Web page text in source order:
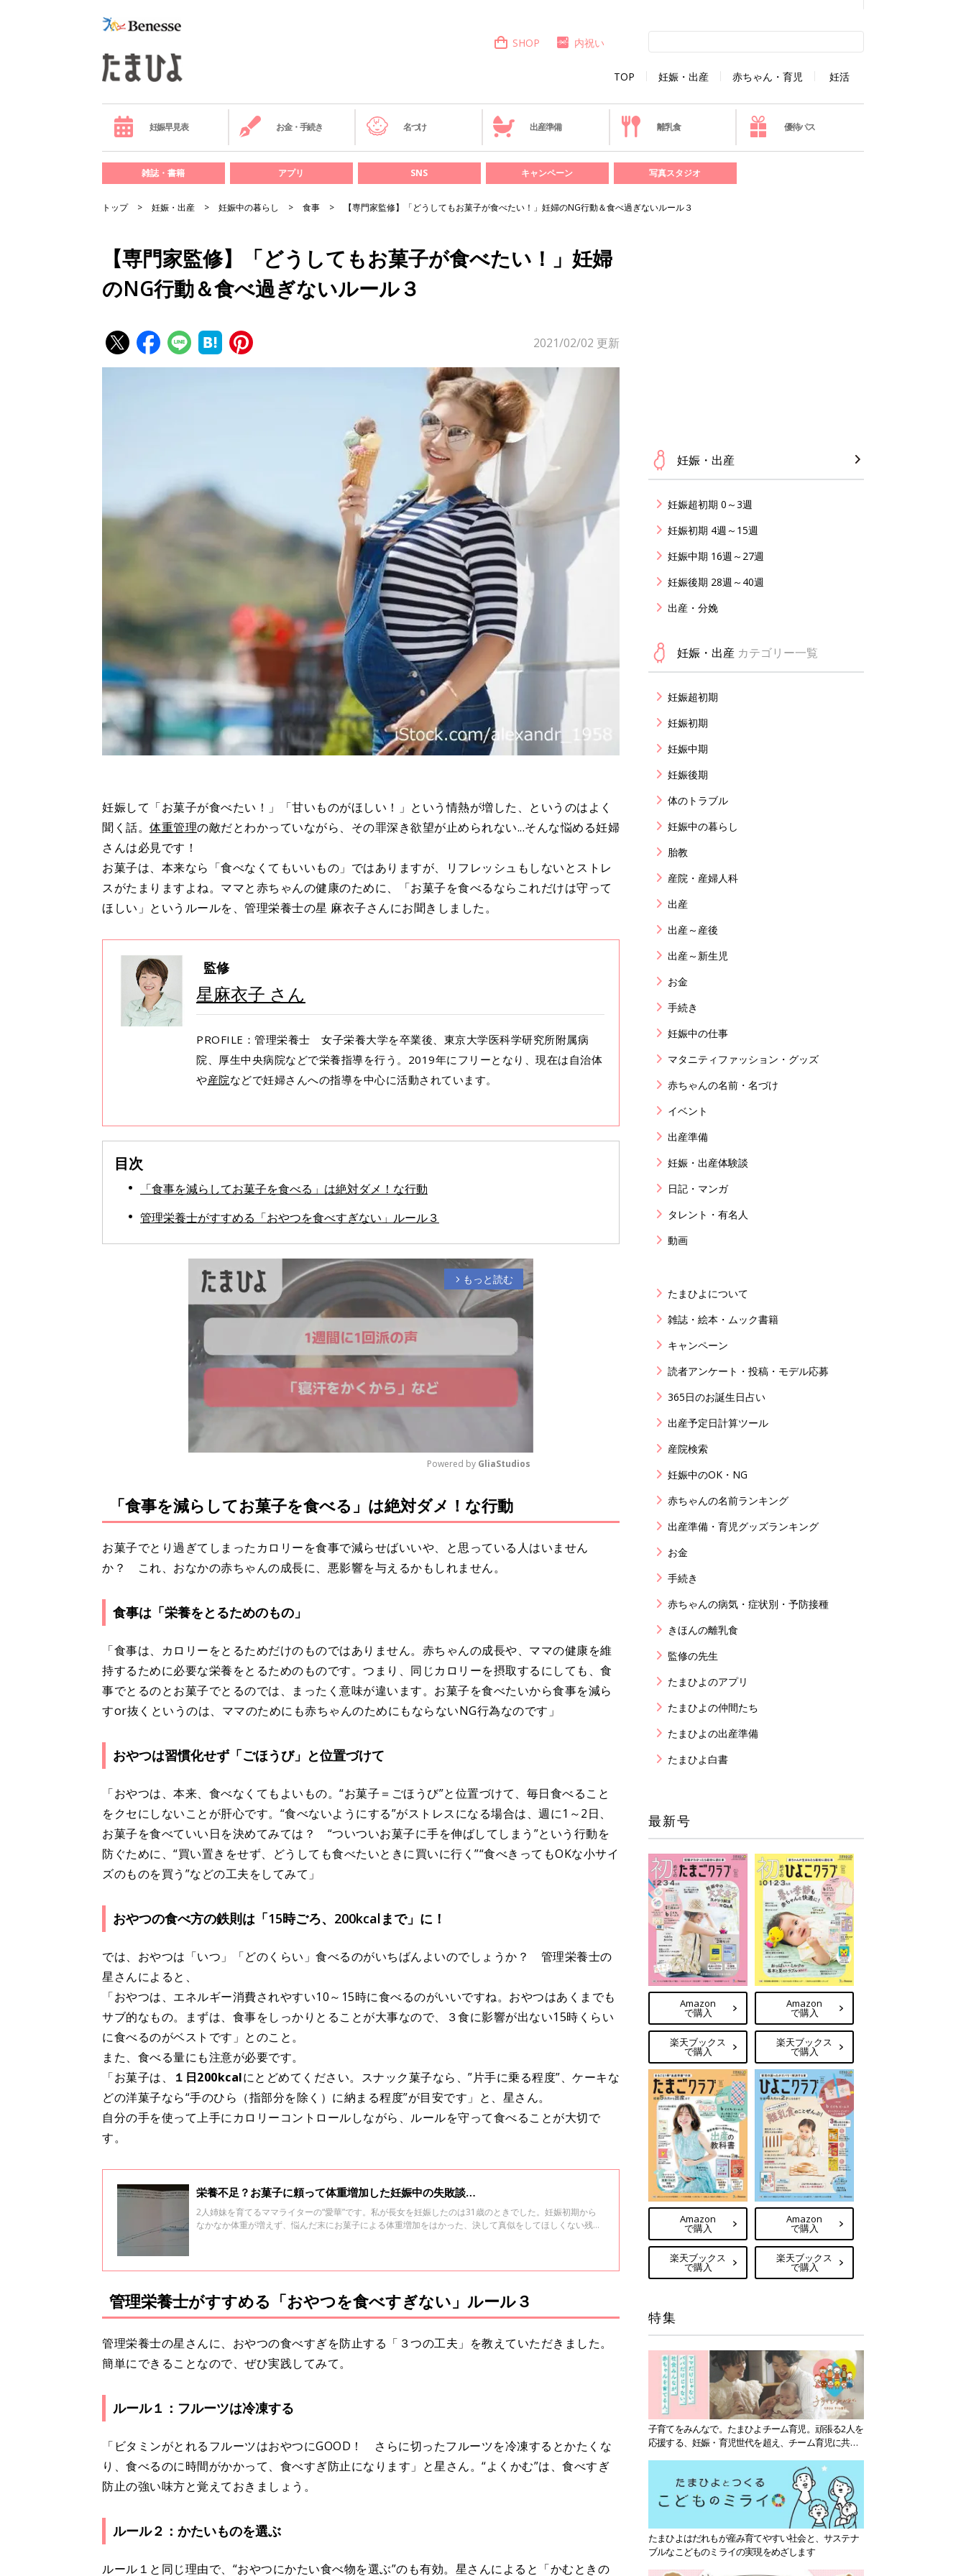
TOP 妊娠・出産 赤ちゃん・育児 妊活
SHOP 内祝い
妊娠早見表 お金・手続き 名づけ 出産準備 離乳食 優待パス
雑誌・書籍 アプリ SNS キャンペーン 写真スタジオ
トップ 妊娠・出産 妊娠中の暮らし 食事 【専門家監修】「どうしてもお菓子が食べたい！」妊婦のNG行動＆食べ過ぎないルール３
【専門家監修】「どうしてもお菓子が食べたい！」妊婦
のNG行動＆食べ過ぎないルール３
2021/02/02 更新
妊娠して「お菓子が食べたい！」「甘いものがほしい！」という情熱が増した、というのはよく
聞く話。 体重管理の敵だとわかっていながら、その罪深き欲望が止められない...そんな悩める妊婦
さんは必見です！
お菓子は、本来なら「食べなくてもいいもの」ではありますが、リフレッシュもしないとストレ
スがたまりますよね。ママと赤ちゃんの健康のために、「お菓子を食べるならこれだけは守って
ほしい」というルールを、管理栄養士の星 麻衣子さんにお聞きしました。
監修
星麻衣子 さん
PROFILE：管理栄養士 女子栄養大学を卒業後、東京大学医科学研究所附属病
院、厚生中央病院などで栄養指導を行う。2019年にフリーとなり、現在は自治体
や産院などで妊婦さんへの指導を中心に活動されています。
目次
「食事を減らしてお菓子を食べる」は絶対ダメ！な行動
管理栄養士がすすめる「おやつを食べすぎない」ルール３
arrow_forward_ios もっと読む
M
u
t
e
Powered by GliaStudios
「食事を減らしてお菓子を食べる」は絶対ダメ！な行動
お菓子でとり過ぎてしまったカロリーを食事で減らせばいいや、と思っている人はいません
か？ これ、おなかの赤ちゃんの成長に、悪影響を与えるかもしれません。
食事は「栄養をとるためのもの」
「食事は、カロリーをとるためだけのものではありません。赤ちゃんの成長や、ママの健康を維
持するために必要な栄養をとるためのものです。つまり、同じカロリーを摂取するにしても、食
事でとるのとお菓子でとるのでは、まったく意味が違います。お菓子を食べたいから食事を減ら
すor抜くというのは、ママのためにも赤ちゃんのためにもならないNG行為なのです」
おやつは習慣化せず「ごほうび」と位置づけて
「おやつは、本来、食べなくてもよいもの。“お菓子＝ごほうび”と位置づけて、毎日食べること
をクセにしないことが肝心です。“食べないようにする”がストレスになる場合は、週に1～2日、
お菓子を食べていい日を決めてみては？ “ついついお菓子に手を伸ばしてしまう”という行動を
防ぐために、“買い置きをせず、どうしても食べたいときに買いに行く”“食べきってもOKな小サイ
ズのものを買う”などの工夫をしてみて」
おやつの食べ方の鉄則は「15時ごろ、200kcalまで」に！
では、おやつは「いつ」「どのくらい」食べるのがいちばんよいのでしょうか？ 管理栄養士の
星さんによると、
「おやつは、エネルギー消費されやすい10～15時に食べるのがいいですね。おやつはあくまでも
サブ的なもの。まずは、食事をしっかりとることが大事なので、３食に影響が出ない15時くらい
に食べるのがベストです」とのこと。
また、食べる量にも注意が必要です。
「お菓子は、
１日200kcalにとどめてください。スナック菓子なら、”片手に乗る程度”、ケーキな
どの洋菓子なら“手のひら（指部分を除く）に納まる程度”が目安です」と、星さん。
自分の手を使って上手にカロリーコントロールしながら、ルールを守って食べることが大切で
す。
栄養不足？お菓子に頼って体重増加した妊娠中の失敗談…
2人姉妹を育てるママライターの“愛華”です。私が長女を妊娠したのは31歳のときでした。妊娠初期から
なかなか体重が増えず、悩んだ末にお菓子による体重増加をはかった、決して真似をしてほしくない残念
管理栄養士がすすめる「おやつを食べすぎない」ルール３
管理栄養士の星さんに、おやつの食べすぎを防止する「３つの工夫」を教えていただきました。
簡単にできることなので、ぜひ実践してみて。
ルール１：フルーツは冷凍する
「ビタミンがとれるフルーツはおやつにGOOD！ さらに切ったフルーツを冷凍するとかたくな
り、食べるのに時間がかかって、食べすぎ防止になります」と星さん。“よくかむ”は、食べすぎ
防止の強い味方と覚えておきましょう。
ルール２：かたいものを選ぶ
ルール１と同じ理由で、“おやつにかたい食べ物を選ぶ”のも有効。星さんによると「かむときの
妊娠・出産
妊娠超初期 0～3週
妊娠初期 4週～15週
妊娠中期 16週～27週
妊娠後期 28週～40週
出産・分娩
妊娠・出産 カテゴリー一覧
妊娠超初期
妊娠初期
妊娠中期
妊娠後期
体のトラブル
妊娠中の暮らし
胎教
産院・産婦人科
出産
出産～産後
出産～新生児
お金
手続き
妊娠中の仕事
マタニティファッション・グッズ
赤ちゃんの名前・名づけ
イベント
出産準備
妊娠・出産体験談
日記・マンガ
タレント・有名人
動画
たまひよについて
雑誌・絵本・ムック書籍
キャンペーン
読者アンケート・投稿・モデル応募
365日のお誕生日占い
出産予定日計算ツール
産院検索
妊娠中のOK・NG
赤ちゃんの名前ランキング
出産準備・育児グッズランキング
お金
手続き
赤ちゃんの病気・症状別・予防接種
きほんの離乳食
監修の先生
たまひよのアプリ
たまひよの仲間たち
たまひよの出産準備
たまひよ白書
最新号
Amazon
で購入
楽天ブックス
で購入
Amazon
で購入
楽天ブックス
で購入
Amazon
で購入
楽天ブックス
で購入
Amazon
で購入
楽天ブックス
で購入
特集
子育てをみんなで。たまひよチーム育児。頑張る2人を
応援する、妊娠・育児世代を超え、チーム育児に共感
たまひよはだれもが産み育てやすい社会と、サステナ
ブルなこどものミライの実現をめざします